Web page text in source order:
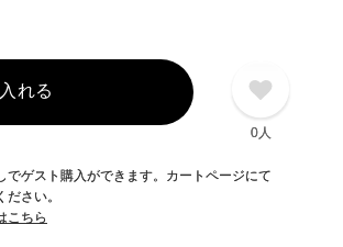
れる
0人
ゲスト購入ができます。カートページにて
さい。
こちら